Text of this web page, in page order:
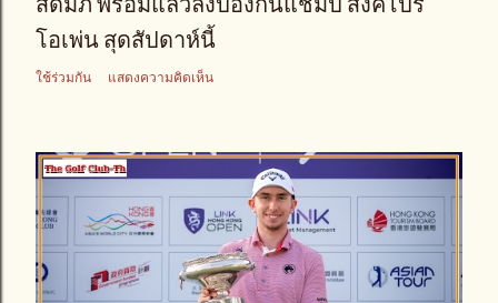
โอเพ่น สุดสัปดาห์นี้
ใช้ร่วมกัน แสดงความคิดเห็น